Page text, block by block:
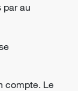
par au
compte. Le